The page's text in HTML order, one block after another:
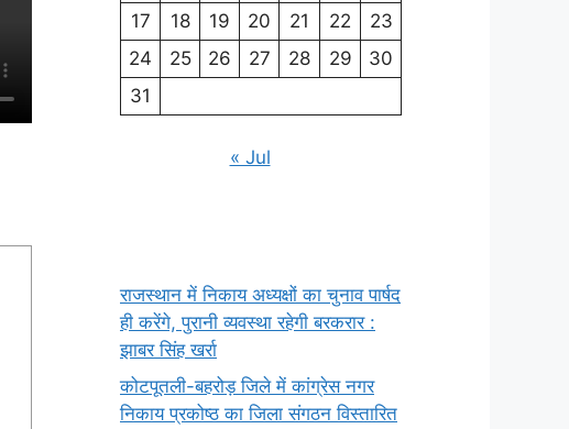
17
18 19 20 21 22
23
24
25 26 27 28 29
30
31
« Jul
राजस्थान में निकाय अध्यक्षों का चुनाव पार्षद
ही करेंगे, पुरानी व्यवस्था रहेगी बरकरार :
झाबर सिंह खर्रा
कोटपूतली-बहरोड़ जिले में कांग्रेस नगर
निकाय प्रकोष्ठ का जिला संगठन विस्तारित